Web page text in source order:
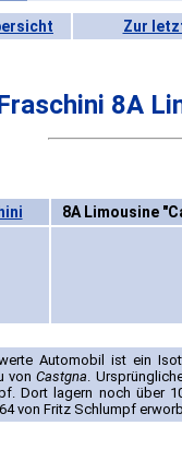
Zur
8A
8A Limousine
Automobil ist ein
vonCastgna.
Dort lagern noch über
von Fritz Schlumpf